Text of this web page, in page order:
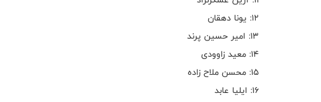
۱۲: یونا دهقان
۱۳: امیر حسین پرند
۱۴: معید زاوودی
۱۵: محسن ملاح زاده
۱۶: ایلیا عابد